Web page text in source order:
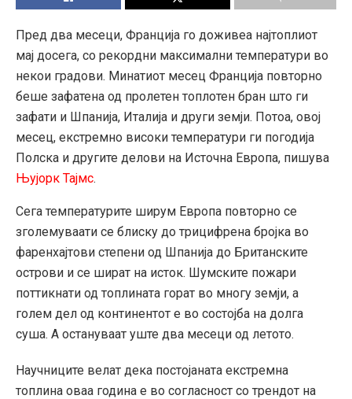
Пред два месеци, Франција го доживеа најтоплиот
мај досега, со рекордни максимални температури во
некои градови. Минатиот месец Франција повторно
беше зафатена од пролетен топлотен бран што ги
зафати и Шпанија, Италија и други земји. Потоа, овој
месец, екстремно високи температури ги погодија
Полска и другите делови на Источна Европа, пишува
Њујорк Тајмс.
Сега температурите ширум Европа повторно се
зголемуваати се блиску до трицифрена бројка во
фаренхајтови степени од Шпанија до Британските
острови и се шират на исток. Шумските пожари
поттикнати од топлината горат во многу земји, а
голем дел од континентот е во состојба на долга
суша. А остануваат уште два месеци од летото.
Научниците велат дека постојаната екстремна
топлина оваа година е во согласност со трендот на